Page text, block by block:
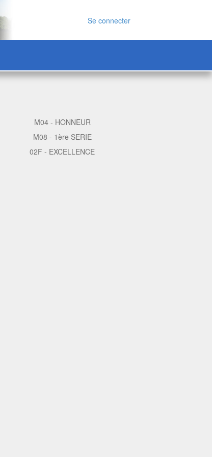
Se connecter
M04 - HONNEUR
M08 - 1ère SERIE
02F - EXCELLENCE